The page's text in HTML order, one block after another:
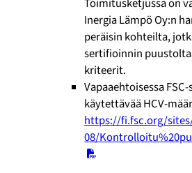
Toimitusketjussa on
Inergia Lämpö Oy:n
peräisin kohteilta,
sertifioinnin
kriteerit.
Vapaaehtoisessa
käytettävää HCV-
https://fi.fsc.org/
08/